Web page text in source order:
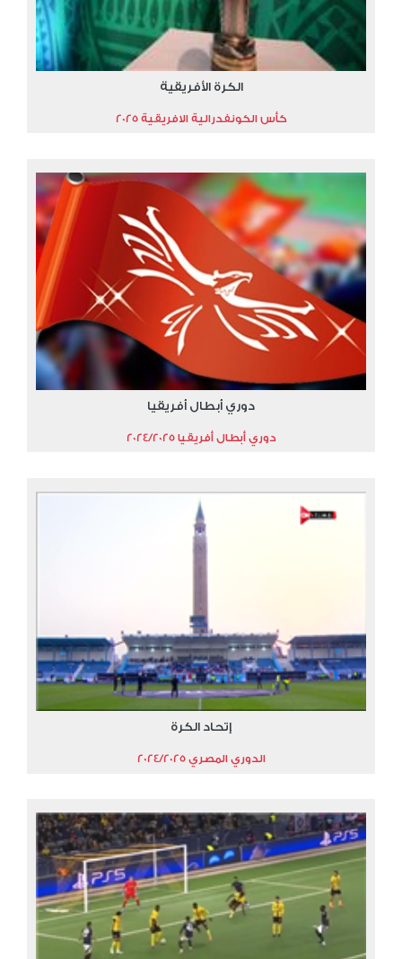
الكرة الأفريقية
كأس الكونفدرالية الافريقية 2025
دوري أبطال أفريقيا
دوري أبطال أفريقيا 2024/2025
إتحاد الكرة
الدوري المصري 2024/2025